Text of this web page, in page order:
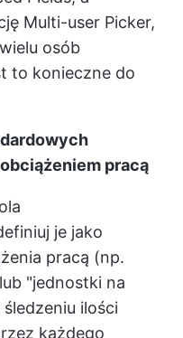
Multi-user Picker,
osób
to konieczne do
pracą
je jako
pracą (np.
"jednostki na
ilości
każdego